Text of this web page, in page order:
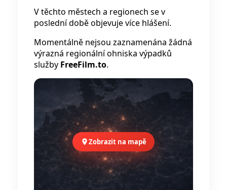
V těchto městech a regionech se v
poslední době objevuje více hlášení.
Momentálně nejsou zaznamenána žádná
výrazná regionální ohniska výpadků
služby FreeFilm.to.
Zobrazit na mapě